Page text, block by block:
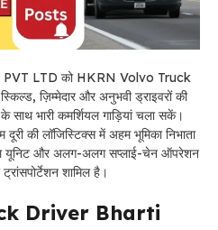
LTD को HKRN Volvo Truck
ज़िम्मेदार और अनुभवी ड्राइवरों की
साथ भारी कमर्शियल गाड़ियां चला सकें।
की लॉजिस्टिक्स में अहम भूमिका निभाता
यूनिट और अलग-अलग सप्लाई-चेन ऑपरेशन
शामिल है।
Driver Bharti